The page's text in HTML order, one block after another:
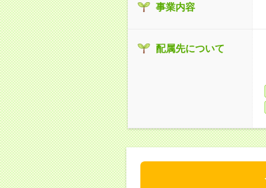
事業内容
配属先について